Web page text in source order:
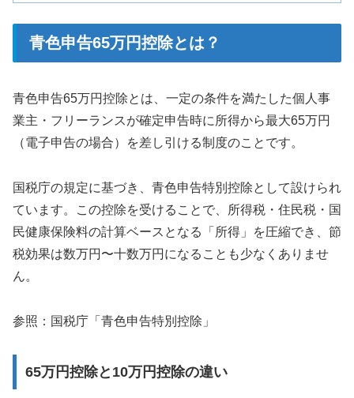
青色申告65万円控除とは？
青色申告65万円控除とは、一定の条件を満たした個人事
業主・フリーランスが確定申告時に所得から最大65万円
（電子申告の場合）を差し引ける制度のことです。
国税庁の規定に基づき、青色申告特別控除として設けられ
ています。この控除を受けることで、所得税・住民税・国
民健康保険料の計算ベースとなる「所得」を圧縮でき、節
税効果は数万円〜十数万円になることも少なくありませ
ん。
参照：国税庁「青色申告特別控除」
65万円控除と10万円控除の違い